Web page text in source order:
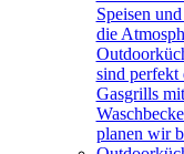
Speisen
die
sind perfekt
Gasgrills
planen wir